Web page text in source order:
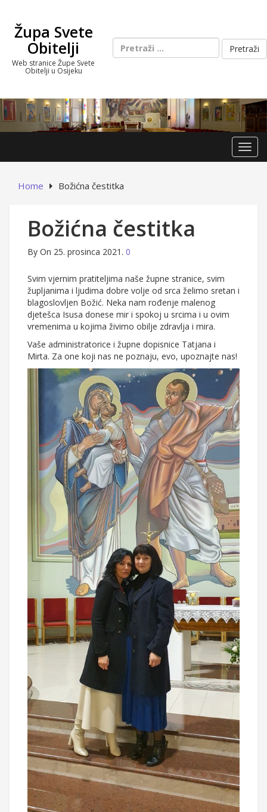
contentŽupa Svete
Obitelji
Web stranice Župe Svete
Obitelji u Osijeku
Pretraži:
Home Božićna čestitka
Božićna čestitka
By On 25. prosinca 2021. 0
Svim vjernim pratiteljima naše župne stranice, svim
župljanima i ljudima dobre volje od srca želimo sretan i
blagoslovljen Božić. Neka nam rođenje malenog
djetešca Isusa donese mir i spokoj u srcima i u ovim
vremenima u kojima živimo obilje zdravlja i mira.
Vaše administratorice i župne dopisnice Tatjana i
Mirta. Za one koji nas ne poznaju, evo, upoznajte nas!